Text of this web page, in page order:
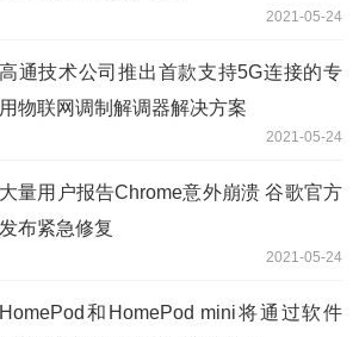
2021-05-24
高通技术公司推出首款支持5G连接的专
用物联网调制解调器解决方案
2021-05-24
大量用户报告Chrome意外崩溃 谷歌官方
发布紧急修复
2021-05-24
HomePod和HomePod mini将通过软件